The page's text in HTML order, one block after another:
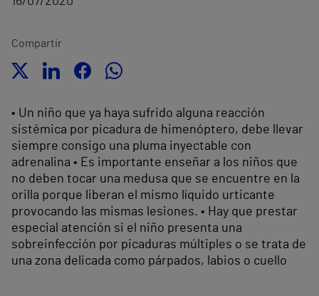
Compartir
• Un niño que ya haya sufrido alguna reacción
sistémica por picadura de himenóptero, debe llevar
siempre consigo una pluma inyectable con
adrenalina • Es importante enseñar a los niños que
no deben tocar una medusa que se encuentre en la
orilla porque liberan el mismo líquido urticante
provocando las mismas lesiones. • Hay que prestar
especial atención si el niño presenta una
sobreinfección por picaduras múltiples o se trata de
una zona delicada como párpados, labios o cuello